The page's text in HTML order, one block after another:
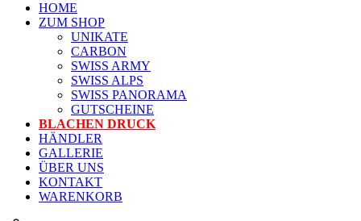
HOME
ZUM SHOP
UNIKATE
CARBON
SWISS ARMY
SWISS ALPS
SWISS PANORAMA
GUTSCHEINE
BLACHEN DRUCK
HÄNDLER
GALLERIE
ÜBER UNS
KONTAKT
WARENKORB